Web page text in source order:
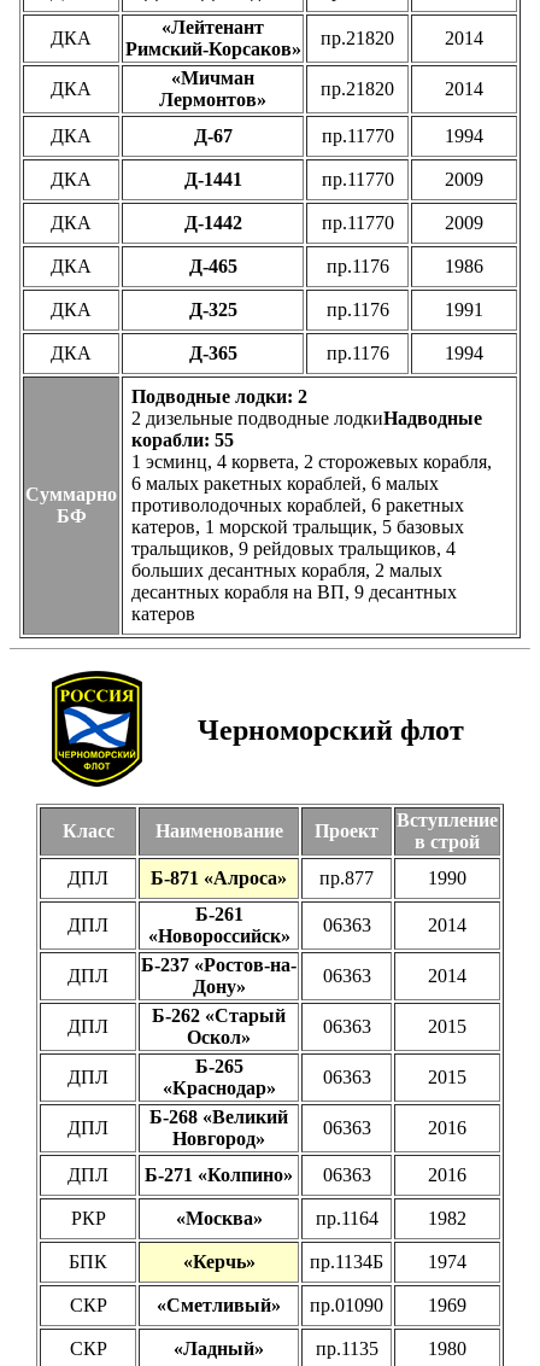
ДКА
«Лейтенант
Римский-Корсаков»
пр.21820 2014
ДКА
«Мичман
Лермонтов»
пр.21820 2014
ДКА Д-67 пр.11770 1994
ДКА Д-1441 пр.11770 2009
ДКА Д-1442 пр.11770 2009
ДКА Д-465 пр.1176 1986
ДКА Д-325 пр.1176 1991
ДКА Д-365 пр.1176 1994
Суммарно
БФ
Подводные лодки: 2
2 дизельные подводные лодкиНадводные
корабли: 55
1 эсминц, 4 корвета, 2 сторожевых корабля,
6 малых ракетных кораблей, 6 малых
противолодочных кораблей, 6 ракетных
катеров, 1 морской тральщик, 5 базовых
тральщиков, 9 рейдовых тральщиков, 4
больших десантных корабля, 2 малых
десантных корабля на ВП, 9 десантных
катеров
Черноморский флот
Класс Наименование Проект
Вступление
в строй
ДПЛ
Б-871 «Алроса» пр.877 1990
ДПЛ
Б-261
«Новороссийск»
06363 2014
ДПЛ
Б-237 «Ростов-на-
Дону»
06363 2014
ДПЛ
Б-262 «Старый
Оскол»
06363 2015
ДПЛ
Б-265
«Краснодар»
06363 2015
ДПЛ
Б-268 «Великий
Новгород»
06363 2016
ДПЛ Б-271 «Колпино» 06363 2016
РКР «Москва» пр.1164 1982
БПК «Керчь» пр.1134Б 1974
СКР «Сметливый» пр.01090 1969
СКР «Ладный» пр.1135 1980